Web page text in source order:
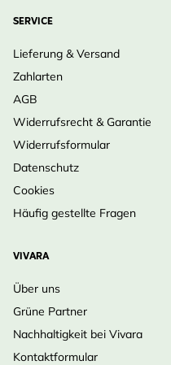
SERVICE
Lieferung & Versand
Zahlarten
AGB
Widerrufsrecht & Garantie
Widerrufsformular
Datenschutz
Cookies
Häufig gestellte Fragen
VIVARA
Über uns
Grüne Partner
Nachhaltigkeit bei Vivara
Kontaktformular